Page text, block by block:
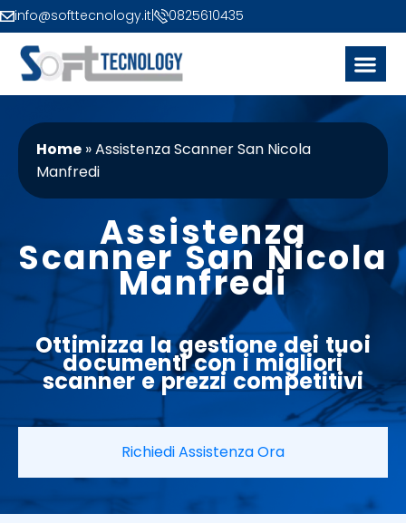
info@softtecnology.it 0825610435
Home »Assistenza Scanner San Nicola
Manfredi
Assistenza
Scanner San Nicola
Manfredi
Ottimizza la gestione dei tuoi
documenti con i migliori
scanner eprezzi competitivi
Richiedi Assistenza Ora